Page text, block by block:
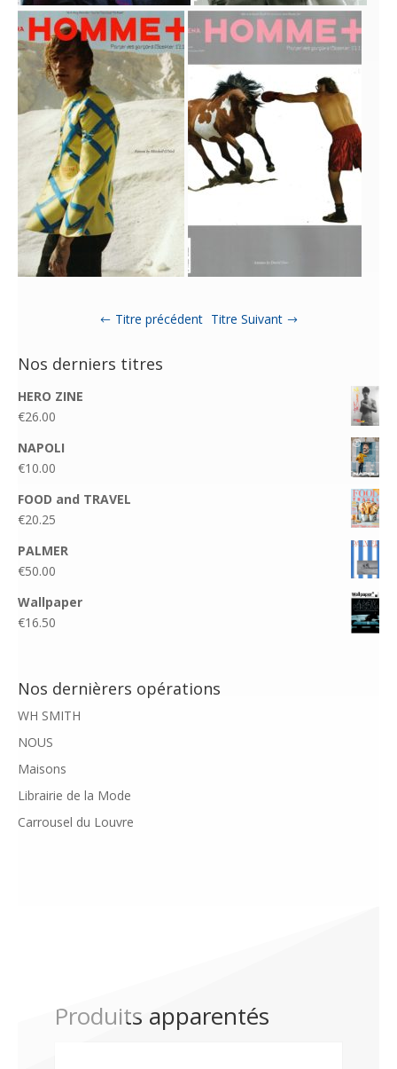
Titre précédent Titre Suivant
Nos derniers titres
HERO ZINE
€26.00
NAPOLI
€10.00
FOOD and TRAVEL
€20.25
PALMER
€50.00
Wallpaper
€16.50
Nos dernièrers opérations
WH SMITH
NOUS
Maisons
Librairie de la Mode
Carrousel du Louvre
Produits apparentés